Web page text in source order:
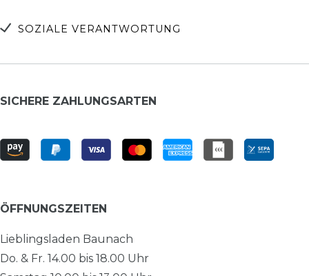
SOZIALE VERANTWORTUNG
SICHERE ZAHLUNGSARTEN
ÖFFNUNGSZEITEN
Lieblingsladen Baunach
Do. & Fr. 14.00 bis 18.00 Uhr